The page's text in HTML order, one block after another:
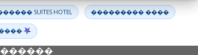
SUITES HOTEL ��������� ����
�������